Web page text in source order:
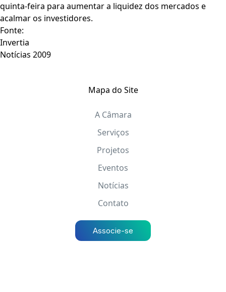
quinta-feira para aumentar a liquidez dos mercados e
acalmar os investidores.
Fonte:
Invertia
Notícias 2009
Mapa do Site
A Câmara
Serviços
Projetos
Eventos
Notícias
Contato
Associe-se